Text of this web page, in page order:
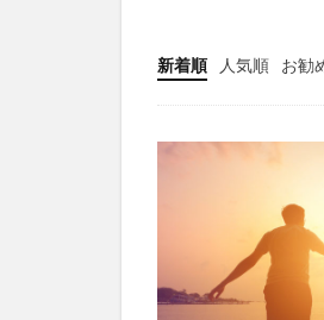
新着順 人気順
お勧
未